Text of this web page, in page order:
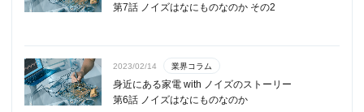
第7話 ノイズはなにものなのか その2
2023/02/14 業界コラム
身近にある家電 with ノイズのストーリー
第6話 ノイズはなにものなのか